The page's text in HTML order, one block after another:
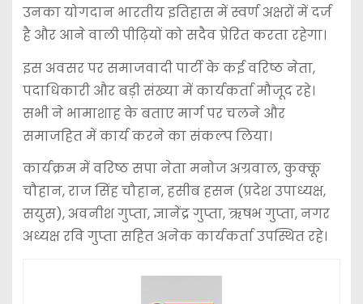
उनका योगदान भारतीय इतिहास में स्वर्ण अक्षरों में दर्ज
है और आने वाली पीढ़ियों को सदैव प्रेरित करता रहेगा।
इस अवसर पर समाजवादी पार्टी के कई वरिष्ठ नेता,
पदाधिकारी और बड़ी संख्या में कार्यकर्ता मौजूद रहे।
सभी ने भामाशाह के बताए मार्ग पर चलने और
समाजहित में कार्य करने का संकल्प लिया।
कार्यक्रम में वरिष्ठ सपा नेता मनोज अग्रवाल, कुक्कू
चौहान, राज सिंह चौहान, हसीब हसन (प्रदेश उपाध्यक्ष,
सयुस), अवनीश गुप्ता, ज्ञानेंद्र गुप्ता, ऋषभ गुप्ता, नगर
अध्यक्ष रवि गुप्ता सहित अनेक कार्यकर्ता उपस्थित रहे।